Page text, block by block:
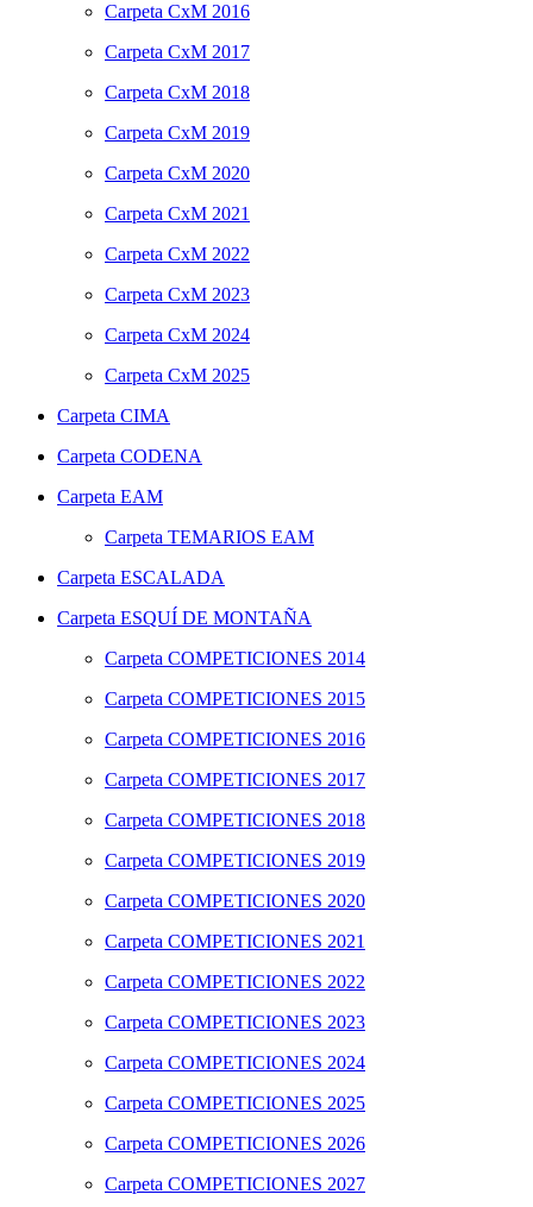
Carpeta CxM 2016
Carpeta CxM 2017
Carpeta CxM 2018
Carpeta CxM 2019
Carpeta CxM 2020
Carpeta CxM 2021
Carpeta CxM 2022
Carpeta CxM 2023
Carpeta CxM 2024
Carpeta CxM 2025
Carpeta CIMA
Carpeta CODENA
Carpeta EAM
Carpeta TEMARIOS EAM
Carpeta ESCALADA
Carpeta ESQUÍ DE MONTAÑA
Carpeta COMPETICIONES 2014
Carpeta COMPETICIONES 2015
Carpeta COMPETICIONES 2016
Carpeta COMPETICIONES 2017
Carpeta COMPETICIONES 2018
Carpeta COMPETICIONES 2019
Carpeta COMPETICIONES 2020
Carpeta COMPETICIONES 2021
Carpeta COMPETICIONES 2022
Carpeta COMPETICIONES 2023
Carpeta COMPETICIONES 2024
Carpeta COMPETICIONES 2025
Carpeta COMPETICIONES 2026
Carpeta COMPETICIONES 2027